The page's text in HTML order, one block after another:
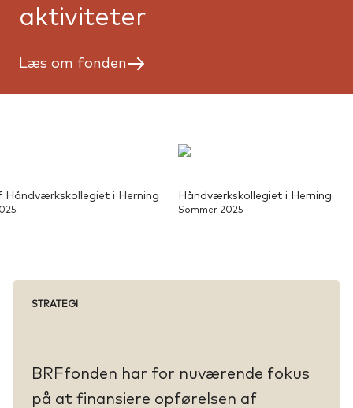
aktiviteter
Læs om fonden
i Herning Håndværkskollegiet i Herning
Sommer 2025
STRATEGI
BRFfonden har for nuværende fokus
på at finansiere opførelsen af